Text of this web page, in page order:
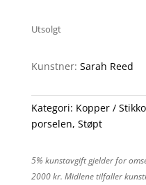
Utsolgt
Kunstner: Sarah Reed
Kategori: Kopper
porselen, Støpt
5% kunstavgift gjelder for
2000 kr. Midlene tilfaller